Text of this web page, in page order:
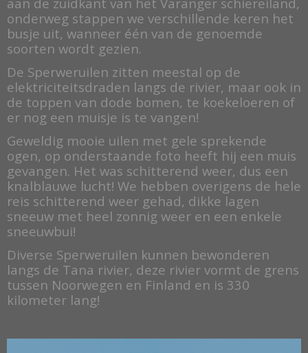
onderweg stappen we verschillende keren het
busje uit, wanneer één van de genoemde
soorten wordt gezien.
De Sperweruilen zitten meestal op de
elektriciteitsdraden langs de rivier, maar ook in
de toppen van dode bomen, te koekeloeren of
er nog een muisje is te vangen!
Geweldig mooie uilen met gele sprekende
ogen, op onderstaande foto heeft hij een muis
gevangen. Het was schitterend weer, dus een
knalblauwe lucht! We hebben overigens de hele
reis schitterend weer gehad, dikke lagen
sneeuw met heel zonnig weer en een enkele
sneeuwbui!
Diverse Sperweruilen kunnen bewonderen
langs de Tana rivier, deze rivier vormt de grens
tussen Noorwegen en Finland en is 330
kilometer lang!